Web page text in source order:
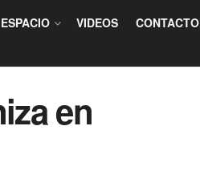
VIDEOS CONTACTO
en